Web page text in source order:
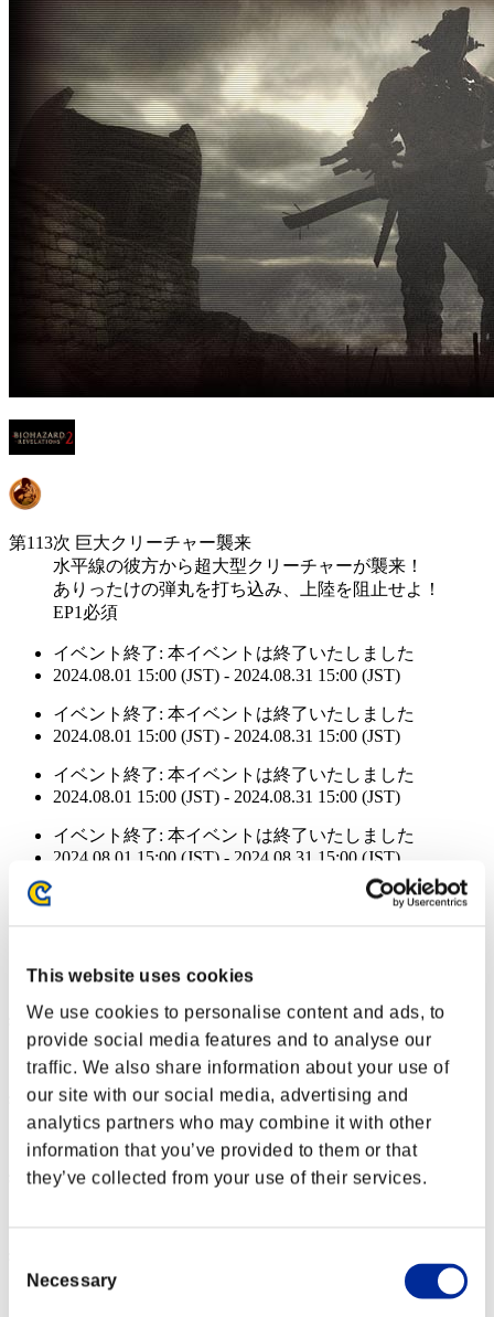
This website uses cookies
We use cookies to personalise content and ads, to
provide social media features and to analyse our
traffic. We also share information about your use of
our site with our social media, advertising and
analytics partners who may combine it with other
information that you’ve provided to them or that
they’ve collected from your use of their services.
Selection
Necessary
第113次 巨大クリーチャー襲来
水平線の彼方から超大型クリーチャーが襲来！
ありったけの弾丸を打ち込み、上陸を阻止せよ！
EP1必須
イベント終了: 本イベントは終了いたしました
2024.08.01 15:00 (JST) - 2024.08.31 15:00 (JST)
イベント終了: 本イベントは終了いたしました
2024.08.01 15:00 (JST) - 2024.08.31 15:00 (JST)
イベント終了: 本イベントは終了いたしました
2024.08.01 15:00 (JST) - 2024.08.31 15:00 (JST)
イベント終了: 本イベントは終了いたしました
2024.08.01 15:00 (JST) - 2024.08.31 15:00 (JST)
本イベントは終了いたしました
2024.08.01 15:00 (JST) - 2024.08.31 15:00 (JST)
残体力
Dreadnought 100%
残体力
Dreadnought100%
残体力
Dreadnought